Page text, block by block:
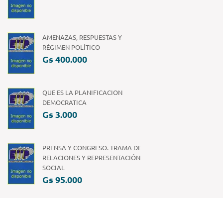
AMENAZAS, RESPUESTAS Y
RÉGIMEN POLÍTICO
Gs 400.000
QUE ES LA PLANIFICACION
DEMOCRATICA
Gs 3.000
PRENSA Y CONGRESO. TRAMA DE
RELACIONES Y REPRESENTACIÓN
SOCIAL
Gs 95.000